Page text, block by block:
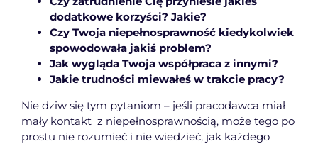
dodatkowe korzyści? Jakie?
Czy Twoja niepełnosprawność kiedykolwiek
spowodowała jakiś problem?
Jak wygląda Twoja współpraca z innymi?
Jakie trudności miewałeś w trakcie pracy?
Nie dziw się tym pytaniom – jeśli pracodawca miał
mały kontakt z niepełnosprawnością, może tego po
prostu nie rozumieć i nie wiedzieć, jak każdego